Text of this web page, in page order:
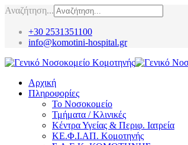
Αναζήτηση...
+30 2531351100
info@komotini-hospital.gr
Αρχική
Πληροφορίες
Το Νοσοκομείο
Τμήματα / Κλινικές
Κέντρα Υγείας & Περιφ. Ιατρεία
ΚΕ.Φ.Ι.ΑΠ. Κομοτηνής